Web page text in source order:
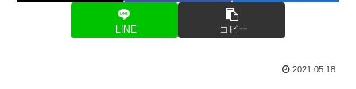
LINE コピー
2021.05.18